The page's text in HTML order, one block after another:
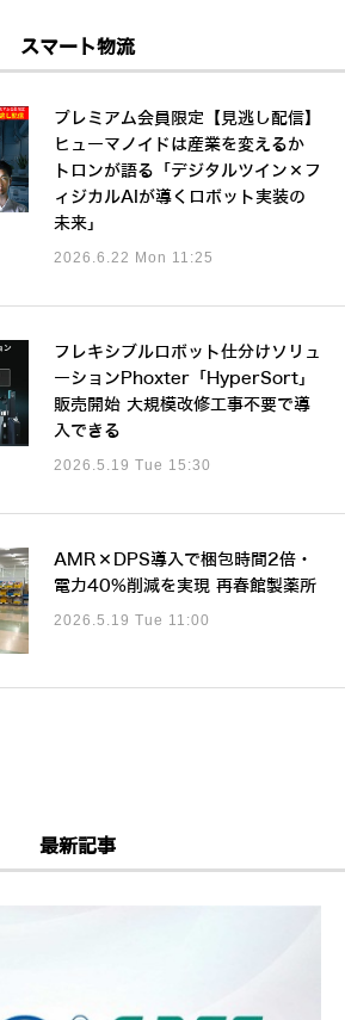
スマート物流
プレミアム会員限定【見逃し配信】
ヒューマノイドは産業を変えるか
トロンが語る「デジタルツイン×フ
ィジカルAIが導くロボット実装の
未来」
2026.6.22 Mon 11:25
フレキシブルロボット仕分けソリュ
ーションPhoxter「HyperSort」
販売開始 大規模改修工事不要で導
入できる
2026.5.19 Tue 15:30
AMR×DPS導入で梱包時間2倍・
電力40%削減を実現 再春館製薬所
2026.5.19 Tue 11:00
最新記事